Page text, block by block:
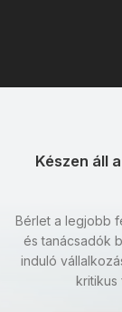
Készen áll
Bérlet a legjobb
és tanácsadók
induló
kritikus